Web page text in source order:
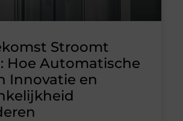
Stroomt
Hoe Automatische
Innovatie en